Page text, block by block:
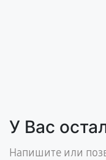
У Вас
Напишите или